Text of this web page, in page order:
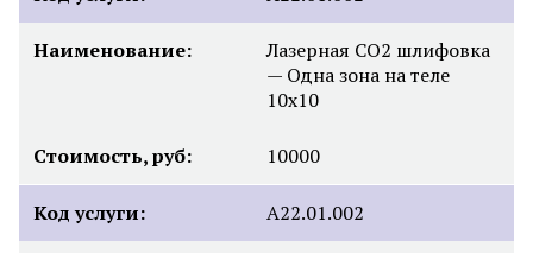
Наименование:
Лазерная СО2 шлифовка
— Одна зона на теле
10х10
Стоимость, руб: 10000
Код услуги: А22.01.002